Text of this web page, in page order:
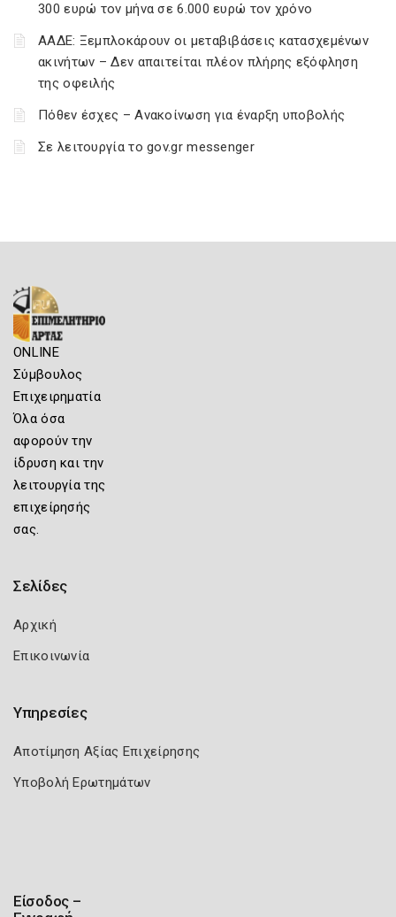
300 ευρώ τον μήνα σε 6.000 ευρώ τον χρόνο
ΑΑΔΕ: Ξεμπλοκάρουν οι μεταβιβάσεις κατασχεμένων
ακινήτων – Δεν απαιτείται πλέον πλήρης εξόφληση
της οφειλής
Πόθεν έσχες – Ανακοίνωση για έναρξη υποβολής
Σε λειτουργία το gov.gr messenger
ONLINE
Σύμβουλος
Επιχειρηματία
Όλα όσα
αφορούν την
ίδρυση και την
λειτουργία της
επιχείρησής
σας.
Σελίδες
Αρχική
Επικοινωνία
Υπηρεσίες
Αποτίμηση Αξίας Επιχείρησης
Υποβολή Ερωτημάτων
Είσοδος –